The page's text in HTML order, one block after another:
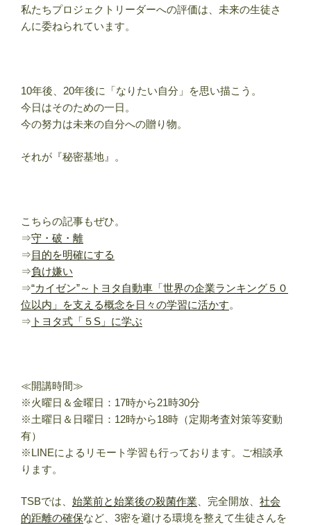
私たちプロジェクトリーダーへの評価は、未来の生徒さ
んに委ねられています。
10年後、20年後に「なりたい自分」を思い描こう。
今日はそのための一日。
今の努力は未来の自分への贈り物。
それが『秘密基地』。
こちらの記事もぜひ。
⇒守・破・離
⇒目的を明確にする
⇒負け嫌い
⇒“カイゼン”～トヨタ自動車「世界の企業ランキング５０
位以内」を支える概念を日々の学習に活かす。
⇒ トヨタ式「５S」に学ぶ
≪開講時間≫
※火曜日＆金曜日：17時から21時30分
※土曜日＆日曜日：12時から18時（定期考査対策等変動
有）
※LINEによるリモート学習も行っております。ご相談承
ります。
TSBでは、 始業前と始業後の殺菌作業 、完全開放、 社会
的距離の確保など、3密を避ける環境を整えて生徒さんを